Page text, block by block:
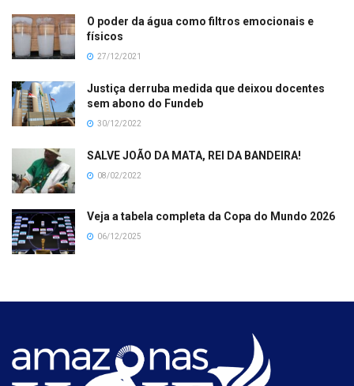
O poder da água como filtros emocionais e
físicos
27/12/2021
Justiça derruba medida que deixou docentes
sem abono do Fundeb
30/12/2022
SALVE JOÃO DA MATA, REI DA BANDEIRA!
08/02/2022
Veja a tabela completa da Copa do Mundo 2026
06/12/2025